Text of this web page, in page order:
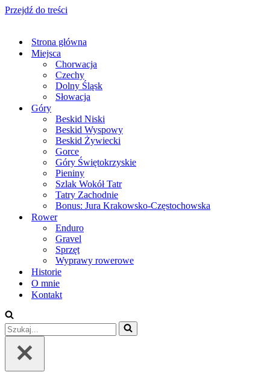
Przejdź do treści
Strona główna
Miejsca
Chorwacja
Czechy
Dolny Śląsk
Słowacja
Góry
Beskid Niski
Beskid Wyspowy
Beskid Żywiecki
Gorce
Góry Świętokrzyskie
Pieniny
Szlak Wokół Tatr
Tatry Zachodnie
Bonus: Jura Krakowsko-Częstochowska
Rower
Enduro
Gravel
Sprzęt
Wyprawy rowerowe
Historie
O mnie
Kontakt
Szukaj...